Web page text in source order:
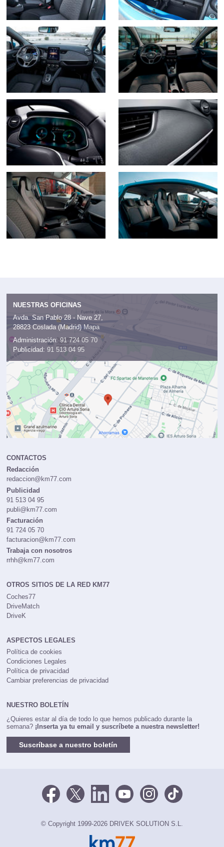
NUESTRAS OFICINAS
Avda. San Pablo 28 - Nave 27,
28823 Coslada (Madrid) Mapa
Administración: 91 724 05 70
Publicidad: 91 513 04 95
CONTACTOS
Redacción
redaccion@km77.com
Publicidad
91 513 04 95
publi@km77.com
Facturación
91 724 05 70
facturacion@km77.com
Trabaja con nosotros
rrhh@km77.com
OTROS SITIOS DE LA RED KM77
Coches77
DriveMatch
DriveK
ASPECTOS LEGALES
Política de cookies
Condiciones Legales
Política de privacidad
Cambiar preferencias de privacidad
NUESTRO BOLETÍN
¿Quieres estar al día de todo lo que hemos publicado durante la
semana? ¡Inserta ya tu email y suscríbete a nuestra newsletter!
Suscríbase a nuestro boletín
© Copyright 1999-2026 DRIVEK SOLUTION S.L.